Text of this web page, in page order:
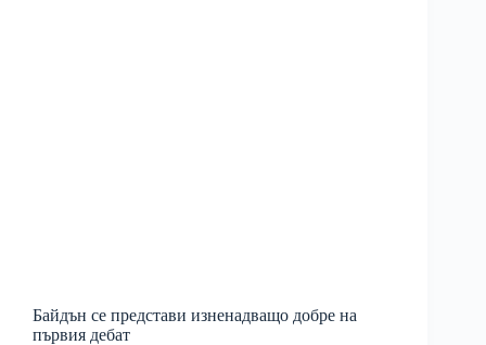
Байдън се представи изненадващо добре на
първия дебат